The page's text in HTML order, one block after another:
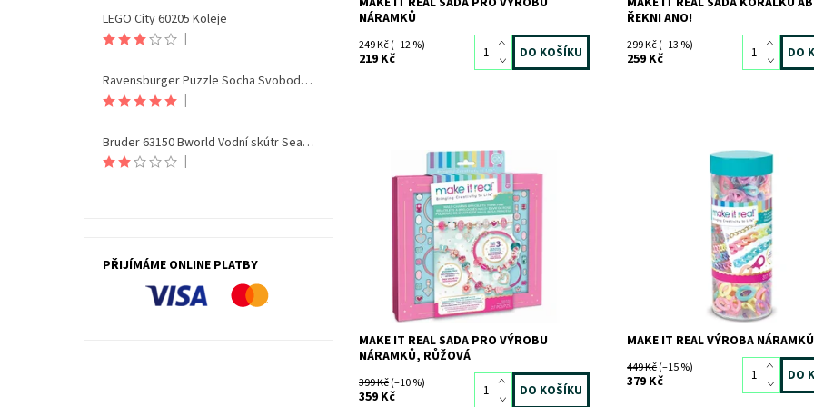
NÁRAMKŮ
249 Kč(–12 %)
219 Kč
ŘEKNI ANO!
299 Kč(–13 %)
259 Kč
Dostupnost: Skladem3 ks
9172
Značka:
MAKE IT REAL
MAKE IT REAL SADA PRO VÝROBU
NÁRAMKŮ, RŮŽOVÁ
399 Kč(–10 %)
359 Kč
Skladem>3 ks
10074
MAKE IT REAL
MAKE IT REAL VÝROBA NÁRAMKŮ
449 Kč(–15 %)
379 Kč
LEGO City 60205 Koleje
|
Ravensburger Puzzle Socha Svobody Noční edice 108 dílků
|
Bruder 63150 Bworld Vodní skútr Seamaxx s figurkou
|
PŘIJÍMÁME ONLINE PLATBY